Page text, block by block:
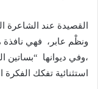
القصيدة عند الشاعرة
ونظْم عابر، فهي نافذة
،وفي ديوانها “بساتين
استثنائية تفكك